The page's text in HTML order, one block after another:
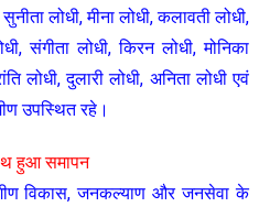
लोधी, मीना लोधी, कलावती लोधी,
संगीता लोधी, किरन लोधी, मोनिका
लोधी, दुलारी लोधी, अनिता लोधी एवं
उपस्थित रहे।
हुआ समापन
विकास, जनकल्याण और जनसेवा के